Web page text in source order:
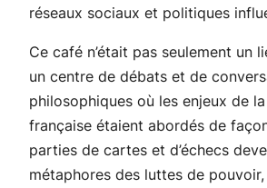
réseaux sociaux et politiques
Ce café n’était pas seulement un
un centre de débats et de
philosophiques où les enjeux de
française étaient abordés de
parties de cartes et d’échecs
métaphores des luttes de